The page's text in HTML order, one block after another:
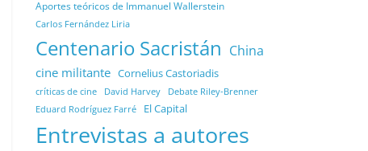
Aportes teóricos de Immanuel Wallerstein
Carlos Fernández Liria
Centenario Sacristán China
cine militante Cornelius Castoriadis
críticas de cine David Harvey Debate Riley-Brenner
Eduard Rodríguez Farré El Capital
Entrevistas a autores